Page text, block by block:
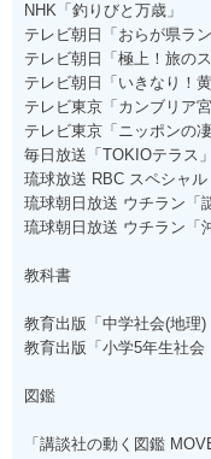
NHK「釣りびと万歳」
テレビ朝日「おらが県ラ
テレビ朝日「極上！旅のス
テレビ朝日「いきなり！黄
テレビ東京「カンブリア宮
テレビ東京「ニッポンの凄
毎日放送「TOKIOテラス」
琉球放送 RBC スペシャル
琉球朝日放送 ウチラン「
琉球朝日放送 ウチラン「
教科書
教育出版「中学社会(地理)
教育出版「小学5年生社会
図鑑
「講談社の動く図鑑